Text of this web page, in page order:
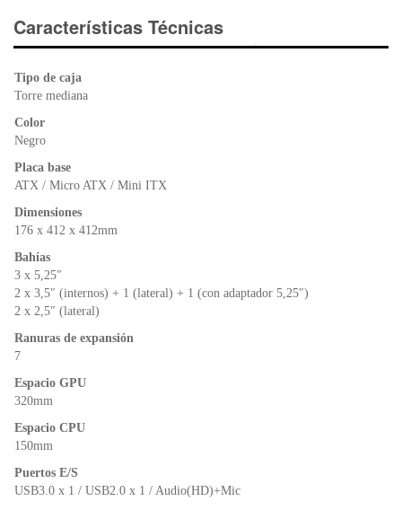
e
b
er s
A
ri
e
Características Técnicas
Tipo de caja
Torre mediana
Color
Negro
Placa base
ATX / Micro ATX / Mini ITX
Dimensiones
176 x 412 x 412mm
Bahías
3 x 5,25″
2 x 3,5″ (internos) + 1 (lateral) + 1 (con adaptador 5,25″)
2 x 2,5″ (lateral)
Ranuras de expansión
7
Espacio GPU
320mm
Espacio CPU
150mm
Puertos E/S
USB3.0 x 1 / USB2.0 x 1 / Audio(HD)+Mic